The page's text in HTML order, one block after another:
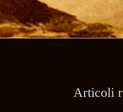
Articoli